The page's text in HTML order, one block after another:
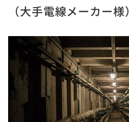
（大手電線メーカー様）